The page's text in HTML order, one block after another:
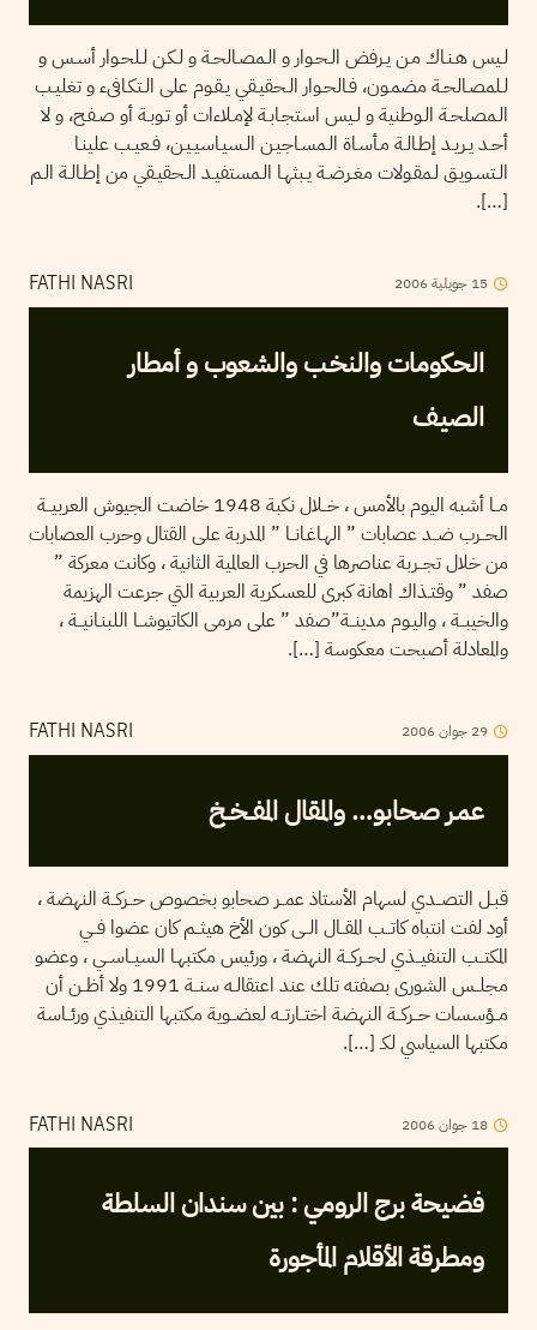
لـيس هـنـاك مـن يـرفض الـحـوار و الـمصـالحـة و لـكـن لـلحـوار أسـس و
لـلمصـالحـة مضمـون، فـالحـوار الـحقيـقي يـقـوم على الـتكـافىء و تغليـب
الـمصلحـة الـوطنية و لـيس استجـابـة لإمـلاءات أو تـوبـة أو صـفـح، و لا
أحـد يـريـد إطـالـة مـأسـاة الـمسـاجيـن الـسيـاسيـيـن، فـعيـب علينـا
الـتسـويـق لـمقـولات مغـرضـة يـبثهـا الـمستفيـد الـحقيـقي من إطـالـة الـم
[…].
FATHI NASRI 15 جويلية2006
الحكومات والنخـب والشعوب و أمطار
الصيـف
مــا أشبه اليوم بالأمس ، خــلال نكبة 1948 خاضت الجيوش العربيــة
الحــرب ضــد عصابات ” الهـاغـانــا ” المدربة على القتال وحرب العصابات
من خلال تجــربة عناصرها في الحرب العالمية الثانية ، وكانت معركة ”
صفد ” وقتـذاك اهانة كبرى للعسكرية العربية التي جرعت الهزيمة
والخيبــة ، واليـوم مدينــة”صفد ” على مرمى الكاتيوشــا اللبنـانيــة ،
والمعادلة أصبحت معكوسة […].
FATHI NASRI 29 جوان2006
عمـر صحابو… والمقال المفــخــخ
قبـل التصــدي لسهام الأستاذ عمــر صحابو بخصوص حــركــة النهضة ،
أود لفت انتباه كاتــب المقــال الــى كون الأخ هيثــم كان عضوا فــي
المكتــب التنفيــذي لحــركــة النهضة ، ورئيس مكتبهـا السيــاســي ، وعضو
مجلــس الشورى بصفته تلك عند اعتقالـه سنــة 1991 ولا أظــن أن
مــؤسسات حــركــة النهضة اختــارتــه لعضــوية مكتبها التنفيذي ورئــاسة
مكتبها السياسي لكـ […].
FATHI NASRI 18 جوان2006
فضيحة برج الرومي : بين سندان السلطة
ومطرقة الأقلام المأجورة